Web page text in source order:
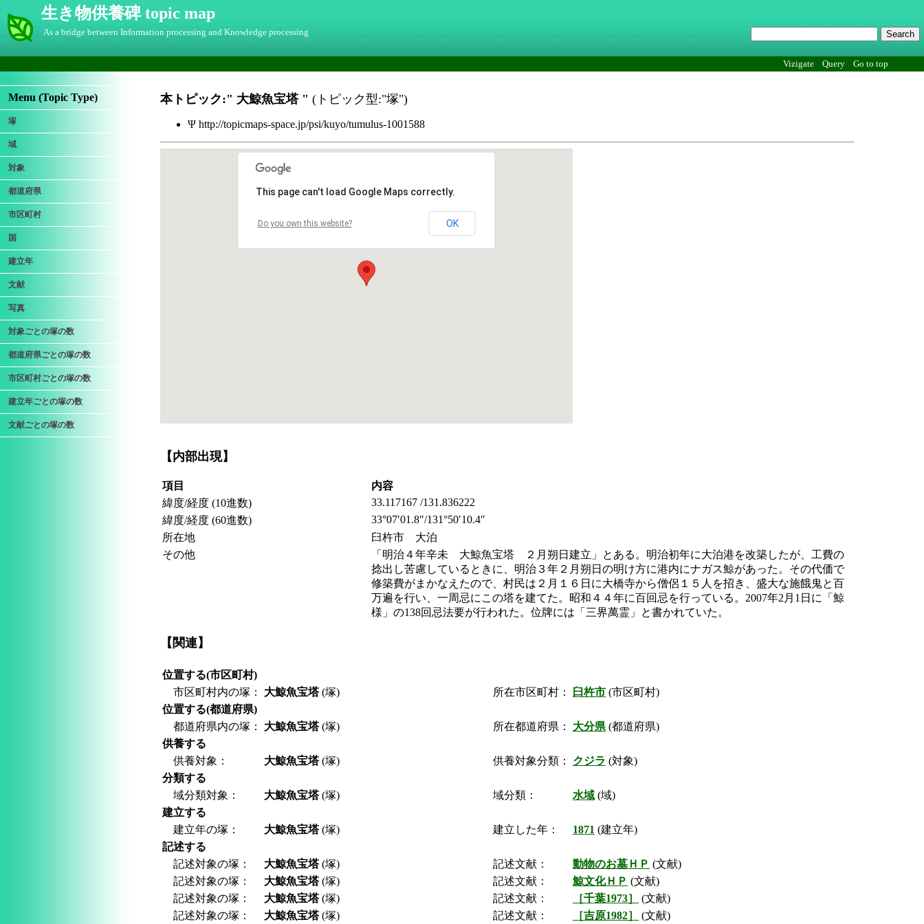
生き物供養碑 topic map
As a bridge between Information processing and Knowledge processing
Vizigate Query Go to top
Menu (Topic Type)
塚
域
対象
都道府県
市区町村
国
建立年
文献
写真
対象ごとの塚の数
都道府県ごとの塚の数
市区町村ごとの塚の数
建立年ごとの塚の数
文献ごとの塚の数
本トピック:" 大鯨魚宝塔 " (トピック型:"塚")
Ψ http://topicmaps-space.jp/psi/kuyo/tumulus-1001588
This page can't load Google Maps correctly.
Do you own this website? OK
【内部出現】
項目
内容
緯度/経度 (10進数)
33.117167 /131.836222
緯度/経度 (60進数)
33°07′01.8″/131°50′10.4″
所在地
臼杵市 大泊
その他
「明治４年辛未 大鯨魚宝塔 ２月朔日建立」とある。明治初年に大泊港を改築したが、工費の
捻出し苦慮しているときに、明治３年２月朔日の明け方に港内にナガス鯨があった。その代価で
修築費がまかなえたので、村民は２月１６日に大橋寺から僧侶１５人を招き、盛大な施餓鬼と百
万遍を行い、一周忌にこの塔を建てた。昭和４４年に百回忌を行っている。2007年2月1日に「鯨
様」の138回忌法要が行われた。位牌には「三界萬霊」と書かれていた。
【関連】
位置する(市区町村)
市区町村内の塚：
大鯨魚宝塔(塚) 所在市区町村： 臼杵市 (市区町村)
位置する(都道府県)
都道府県内の塚：
大鯨魚宝塔(塚) 所在都道府県： 大分県 (都道府県)
供養する
供養対象：
大鯨魚宝塔(塚) 供養対象分類： クジラ (対象)
分類する
域分類対象：
大鯨魚宝塔(塚) 域分類： 水域 (域)
建立する
建立年の塚：
大鯨魚宝塔(塚) 建立した年： 1871 (建立年)
記述する
記述対象の塚：
大鯨魚宝塔(塚) 記述文献： 動物のお墓ＨＰ (文献)
記述対象の塚：
大鯨魚宝塔(塚) 記述文献： 鯨文化ＨＰ (文献)
記述対象の塚：
大鯨魚宝塔(塚) 記述文献： ［千葉1973］
(文献)
記述対象の塚：
大鯨魚宝塔(塚) 記述文献： ［吉原1982］ (文献)